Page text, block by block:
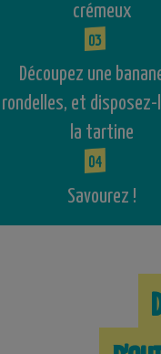
crémeux
Découpez une
rondelles, et
la tartine
Savourez !